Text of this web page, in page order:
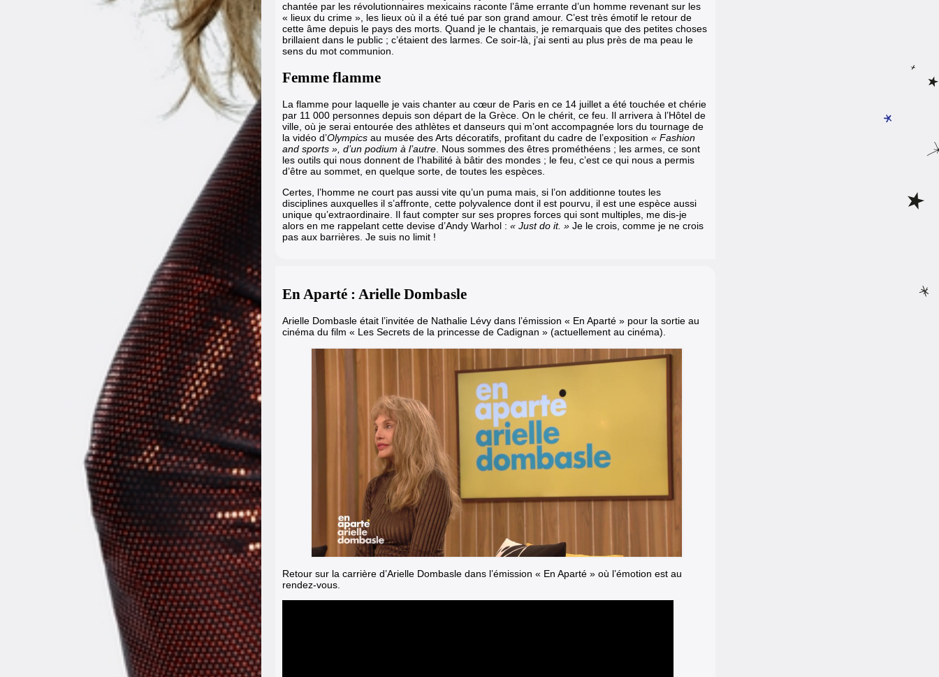
chantée par les révolutionnaires mexicains raconte l’âme errante d’un homme revenant sur les
« lieux du crime », les lieux où il a été tué par son grand amour. C’est très émotif le retour de
cette âme depuis le pays des morts. Quand je le chantais, je remarquais que des petites choses
brillaient dans le public ; c’étaient des larmes. Ce soir-là, j’ai senti au plus près de ma peau le
sens du mot communion.
Femme flamme
La flamme pour laquelle je vais chanter au cœur de Paris en ce 14 juillet a été touchée et chérie
par 11 000 personnes depuis son départ de la Grèce. On le chérit, ce feu. Il arrivera à l’Hôtel de
ville, où je serai entourée des athlètes et danseurs qui m’ont accompagnée lors du tournage de
la vidéo d’Olympics au musée des Arts décoratifs, profitant du cadre de l’exposition « Fashion
and sports », d’un podium à l’autre. Nous sommes des êtres prométhéens ; les armes, ce sont
les outils qui nous donnent de l’habilité à bâtir des mondes ; le feu, c’est ce qui nous a permis
d’être au sommet, en quelque sorte, de toutes les espèces.
Certes, l’homme ne court pas aussi vite qu’un puma mais, si l’on additionne toutes les
disciplines auxquelles il s’affronte, cette polyvalence dont il est pourvu, il est une espèce aussi
unique qu’extraordinaire. Il faut compter sur ses propres forces qui sont multiples, me dis-je
alors en me rappelant cette devise d’Andy Warhol : « Just do it. » Je le crois, comme je ne crois
pas aux barrières. Je suis no limit !
En Aparté : Arielle Dombasle
Arielle Dombasle était l’invitée de Nathalie Lévy dans l’émission « En Aparté » pour la sortie au
cinéma du film « Les Secrets de la princesse de Cadignan » (actuellement au cinéma).
Retour sur la carrière d’Arielle Dombasle dans l’émission « En Aparté » où l’émotion est au
rendez-vous.